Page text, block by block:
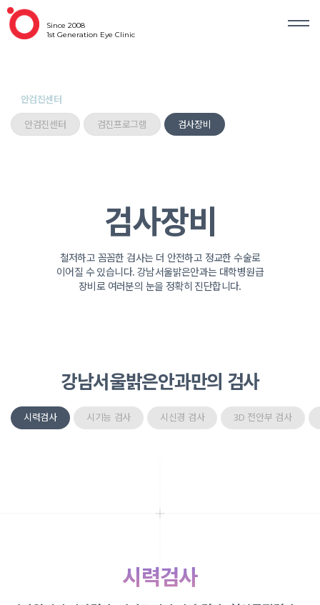
Since 2008
1st Generation Eye Clinic
안검진센터
안검진센터 검진프로그램 검사장비
검사장비
철저하고 꼼꼼한 검사는 더 안전하고 정교한 수술로
이어질 수 있습니다. 강남서울밝은안과는 대학병원급
장비로 여러분의 눈을 정확히 진단합니다.
강남서울밝은안과만의 검사
시력검사 시기능 검사 시신경 검사 3D 전안부 검사
시력검사